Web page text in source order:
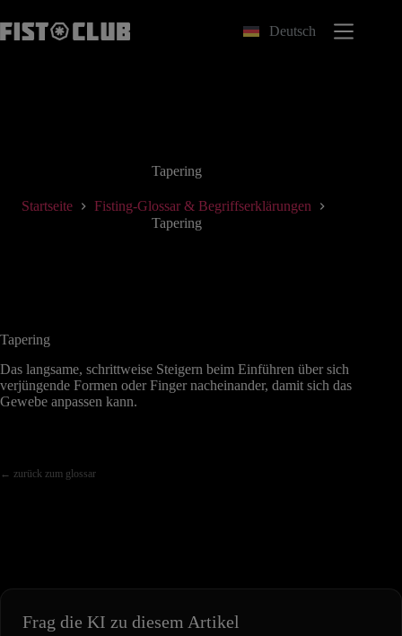
Inhalt
springen
Deutsch
Tapering
Startseite
Fisting-Glossar & Begriffserklärungen
Tapering
Tapering
Das langsame, schrittweise Steigern beim Einführen über sich
verjüngende Formen oder Finger nacheinander, damit sich das
Gewebe anpassen kann.
← zurück zum glossar
Frag die KI zu diesem Artikel